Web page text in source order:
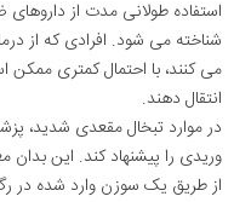
استفاده طولانی مدت از
می کنند، با احتمال کمتری
انتقال دهند.
در موارد تبخال مقعدی شدید،
وریدی را پیشنهاد کند. این
از طریق یک سوزن وارد شده در